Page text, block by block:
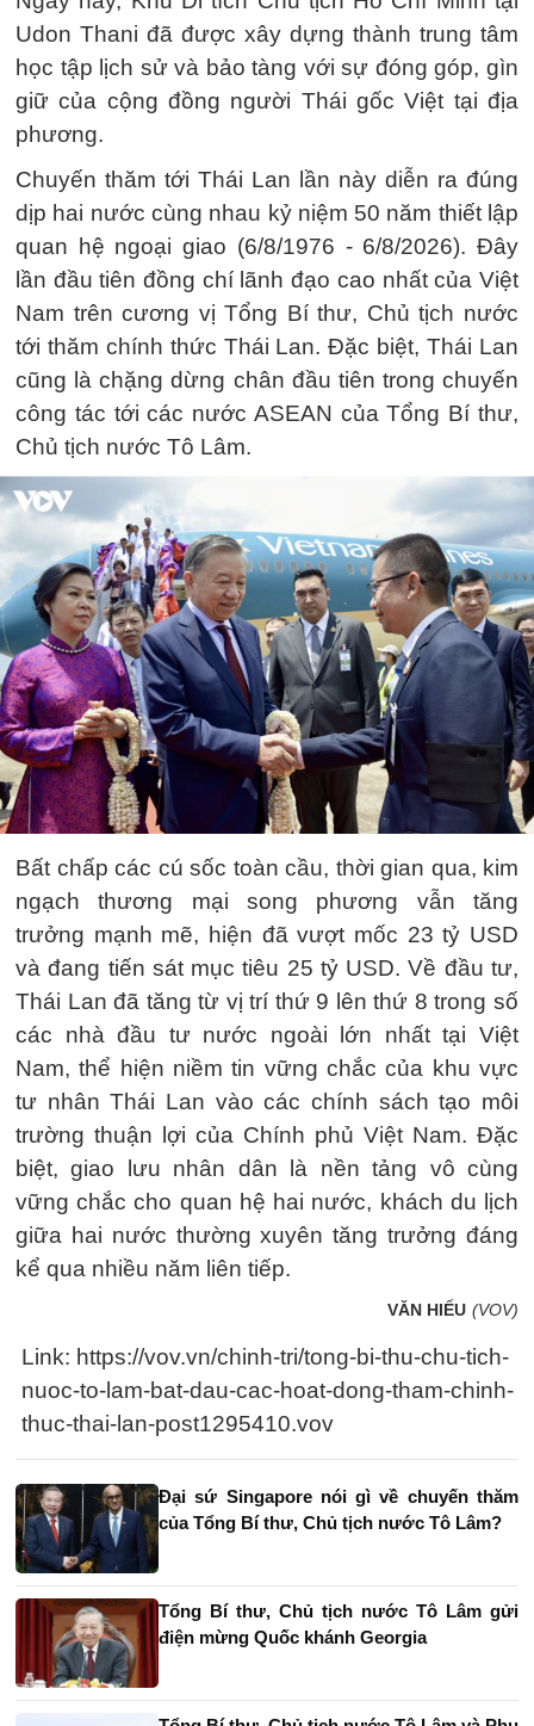
Udon Thani đã được xây dựng thành trung tâm
học tập lịch sử và bảo tàng với sự đóng góp, gìn
giữ của cộng đồng người Thái gốc Việt tại địa
phương.
Chuyến thăm tới Thái Lan lần này diễn ra đúng
dịp hai nước cùng nhau kỷ niệm 50 năm thiết lập
quan hệ ngoại giao (6/8/1976 - 6/8/2026). Đây
lần đầu tiên đồng chí lãnh đạo cao nhất của Việt
Nam trên cương vị Tổng Bí thư, Chủ tịch nước
tới thăm chính thức Thái Lan. Đặc biệt, Thái Lan
cũng là chặng dừng chân đầu tiên trong chuyến
công tác tới các nước ASEAN của Tổng Bí thư,
Chủ tịch nước Tô Lâm.
Bất chấp các cú sốc toàn cầu, thời gian qua, kim
ngạch thương mại song phương vẫn tăng
trưởng mạnh mẽ, hiện đã vượt mốc 23 tỷ USD
và đang tiến sát mục tiêu 25 tỷ USD. Về đầu tư,
Thái Lan đã tăng từ vị trí thứ 9 lên thứ 8 trong số
các nhà đầu tư nước ngoài lớn nhất tại Việt
Nam, thể hiện niềm tin vững chắc của khu vực
tư nhân Thái Lan vào các chính sách tạo môi
trường thuận lợi của Chính phủ Việt Nam. Đặc
biệt, giao lưu nhân dân là nền tảng vô cùng
vững chắc cho quan hệ hai nước, khách du lịch
giữa hai nước thường xuyên tăng trưởng đáng
kể qua nhiều năm liên tiếp.
VĂN HIẾU (VOV)
Link: https://vov.vn/chinh-tri/tong-bi-thu-chu-tich-
nuoc-to-lam-bat-dau-cac-hoat-dong-tham-chinh-
thuc-thai-lan-post1295410.vov
Đại sứ Singapore nói gì về chuyến thăm
của Tổng Bí thư, Chủ tịch nước Tô Lâm?
Tổng Bí thư, Chủ tịch nước Tô Lâm gửi
điện mừng Quốc khánh Georgia